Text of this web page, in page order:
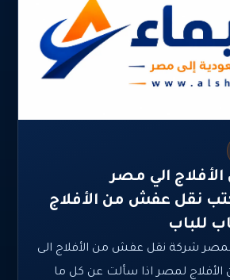
الي مصر
مكتب نقل عفش من الأفلاج
للباب
شركة نقل عفش من الأفلاج الى
لمصر اذا سألت عن كل ما